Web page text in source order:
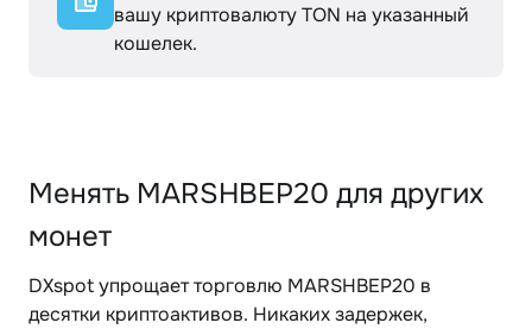
вашу криптовалюту TON на указанный
кошелек.
Менять MARSHBEP20 для других
монет
DXspot упрощает торговлю MARSHBEP20 в
десятки криптоактивов. Никаких задержек,